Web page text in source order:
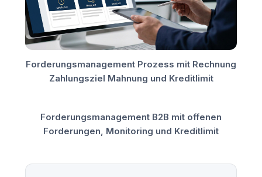
Forderungsmanagement Prozess mit Rechnung
Zahlungsziel Mahnung und Kreditlimit
Forderungsmanagement B2B mit offenen
Forderungen, Monitoring und Kreditlimit